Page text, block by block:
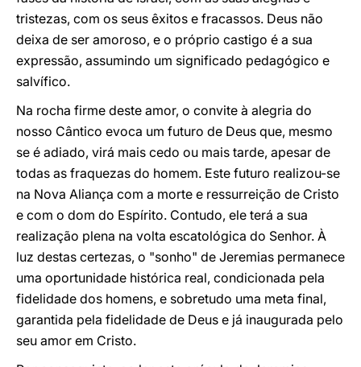
tristezas, com os seus êxitos e fracassos. Deus não
deixa de ser amoroso, e o próprio castigo é a sua
expressão, assumindo um significado pedagógico e
salvífico.
Na rocha firme deste amor, o convite à alegria do
nosso Cântico evoca um futuro de Deus que, mesmo
se é adiado, virá mais cedo ou mais tarde, apesar de
todas as fraquezas do homem. Este futuro realizou-se
na Nova Aliança com a morte e ressurreição de Cristo
e com o dom do Espírito. Contudo, ele terá a sua
realização plena na volta escatológica do Senhor. À
luz destas certezas, o "sonho" de Jeremias permanece
uma oportunidade histórica real, condicionada pela
fidelidade dos homens, e sobretudo uma meta final,
garantida pela fidelidade de Deus e já inaugurada pelo
seu amor em Cristo.